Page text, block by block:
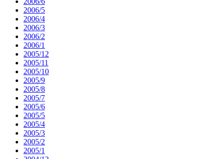
2006/5
2006/4
2006/3
2006/2
2006/1
2005/12
2005/11
2005/10
2005/9
2005/8
2005/7
2005/6
2005/5
2005/4
2005/3
2005/2
2005/1